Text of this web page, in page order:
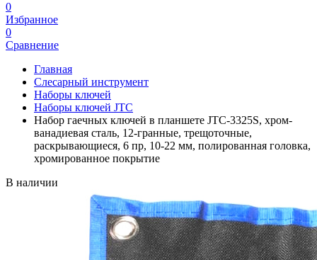
0
Избранное
0
Сравнение
Главная
Слесарный инструмент
Наборы ключей
Наборы ключей JTC
Набор гаечных ключей в планшете JTC-3325S, хром-
ванадиевая сталь, 12-гранные, трещоточные,
раскрывающиеся, 6 пр, 10-22 мм, полированная головка,
хромированное покрытие
В наличии